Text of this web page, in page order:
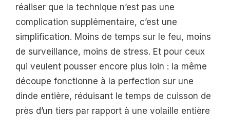
réaliser que la technique n’est pas une
complication supplémentaire, c’est une
simplification. Moins de temps sur le feu, moins
de surveillance, moins de stress. Et pour ceux
qui veulent pousser encore plus loin : la même
découpe fonctionne à la perfection sur une
dinde entière, réduisant le temps de cuisson de
près d’un tiers par rapport à une volaille entière